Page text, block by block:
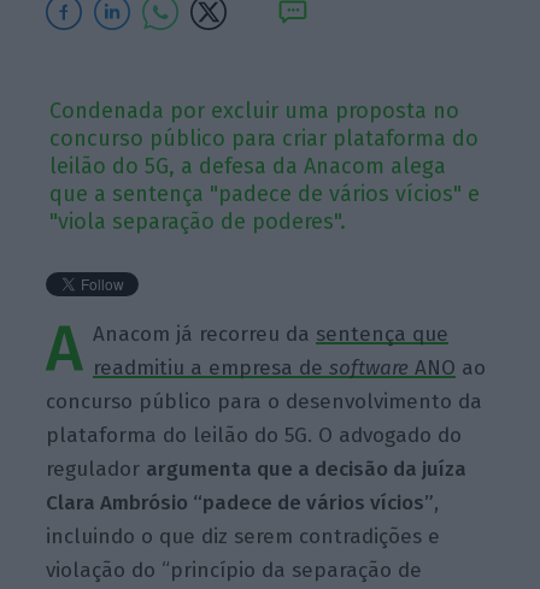
Condenada por excluir uma proposta no
concurso público para criar plataforma do
leilão do 5G, a defesa da Anacom alega
que a sentença "padece de vários vícios" e
"viola separação de poderes".
A Anacom já recorreu da sentença que
readmitiu a empresa desoftware ANO ao
concurso público para o desenvolvimento da
plataforma do leilão do 5G. O advogado do
regulador argumenta que a decisão da juíza
Clara Ambrósio “padece de vários vícios”,
incluindo o que diz serem contradições e
violação do “princípio da separação de